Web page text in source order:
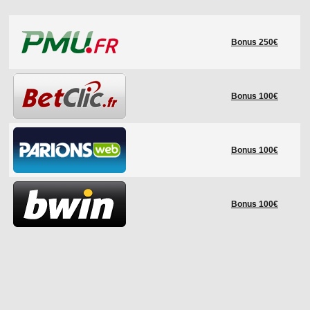
LES STADES
HISTORIQUE
COUPE DES CONFÉDÉRATIONS
Bonus 250€
Bonus 100€
Bonus 100€
Bonus 100€